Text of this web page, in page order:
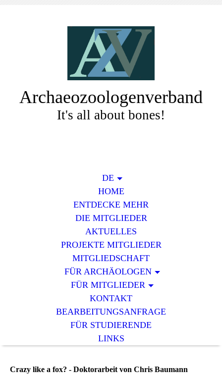
Archaeozoologenverband
It's all about bones!
DE
HOME
ENTDECKE MEHR
DIE MITGLIEDER
AKTUELLES
PROJEKTE MITGLIEDER
MITGLIEDSCHAFT
FÜR ARCHÄOLOGEN
FÜR MITGLIEDER
KONTAKT
BEARBEITUNGSANFRAGE
FÜR STUDIERENDE
LINKS
Crazy like a fox? - Doktorarbeit von Chris Baumann